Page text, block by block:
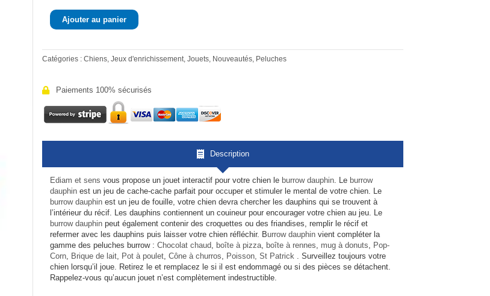
Peluche
BurrowAjouter au panier
Catégories : Chiens Jeux d'enrichissement Jouets Nouveautés Peluches
Paiements 100% sécurisés
Description
Ediam et sens vous propose un jouet interactif pour votre chien le burrow dauphin. Le burrow
dauphin est un jeu de cache-cache parfait pour occuper et stimuler le mental de votre chien. Le
burrow dauphin est un jeu de fouille, votre chien devra chercher les dauphins qui se trouvent à
l’intérieur du récif. Les dauphins contiennent un couineur pour encourager votre chien au jeu. Le
burrow dauphin peut également contenir des croquettes ou des friandises, remplir le récif et
refermer avec les dauphins puis laisser votre chien réfléchir. Burrow dauphin vient compléter la
gamme des peluches burrow : Chocolat chaud, boîte à pizza, boîte à rennes, mug à donuts, Pop-
Corn, Brique de lait, Pot à poulet, Cône à churros, Poisson, St Patrick . Surveillez toujours votre
chien lorsqu’il joue. Retirez le et remplacez le si il est endommagé ou si des pièces se détachent.
Rappelez-vous qu’aucun jouet n’est complètement indestructible.